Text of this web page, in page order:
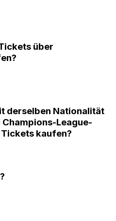
über
derselben Nationalität
League-
kaufen?
?